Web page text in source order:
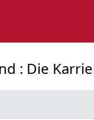
: Die